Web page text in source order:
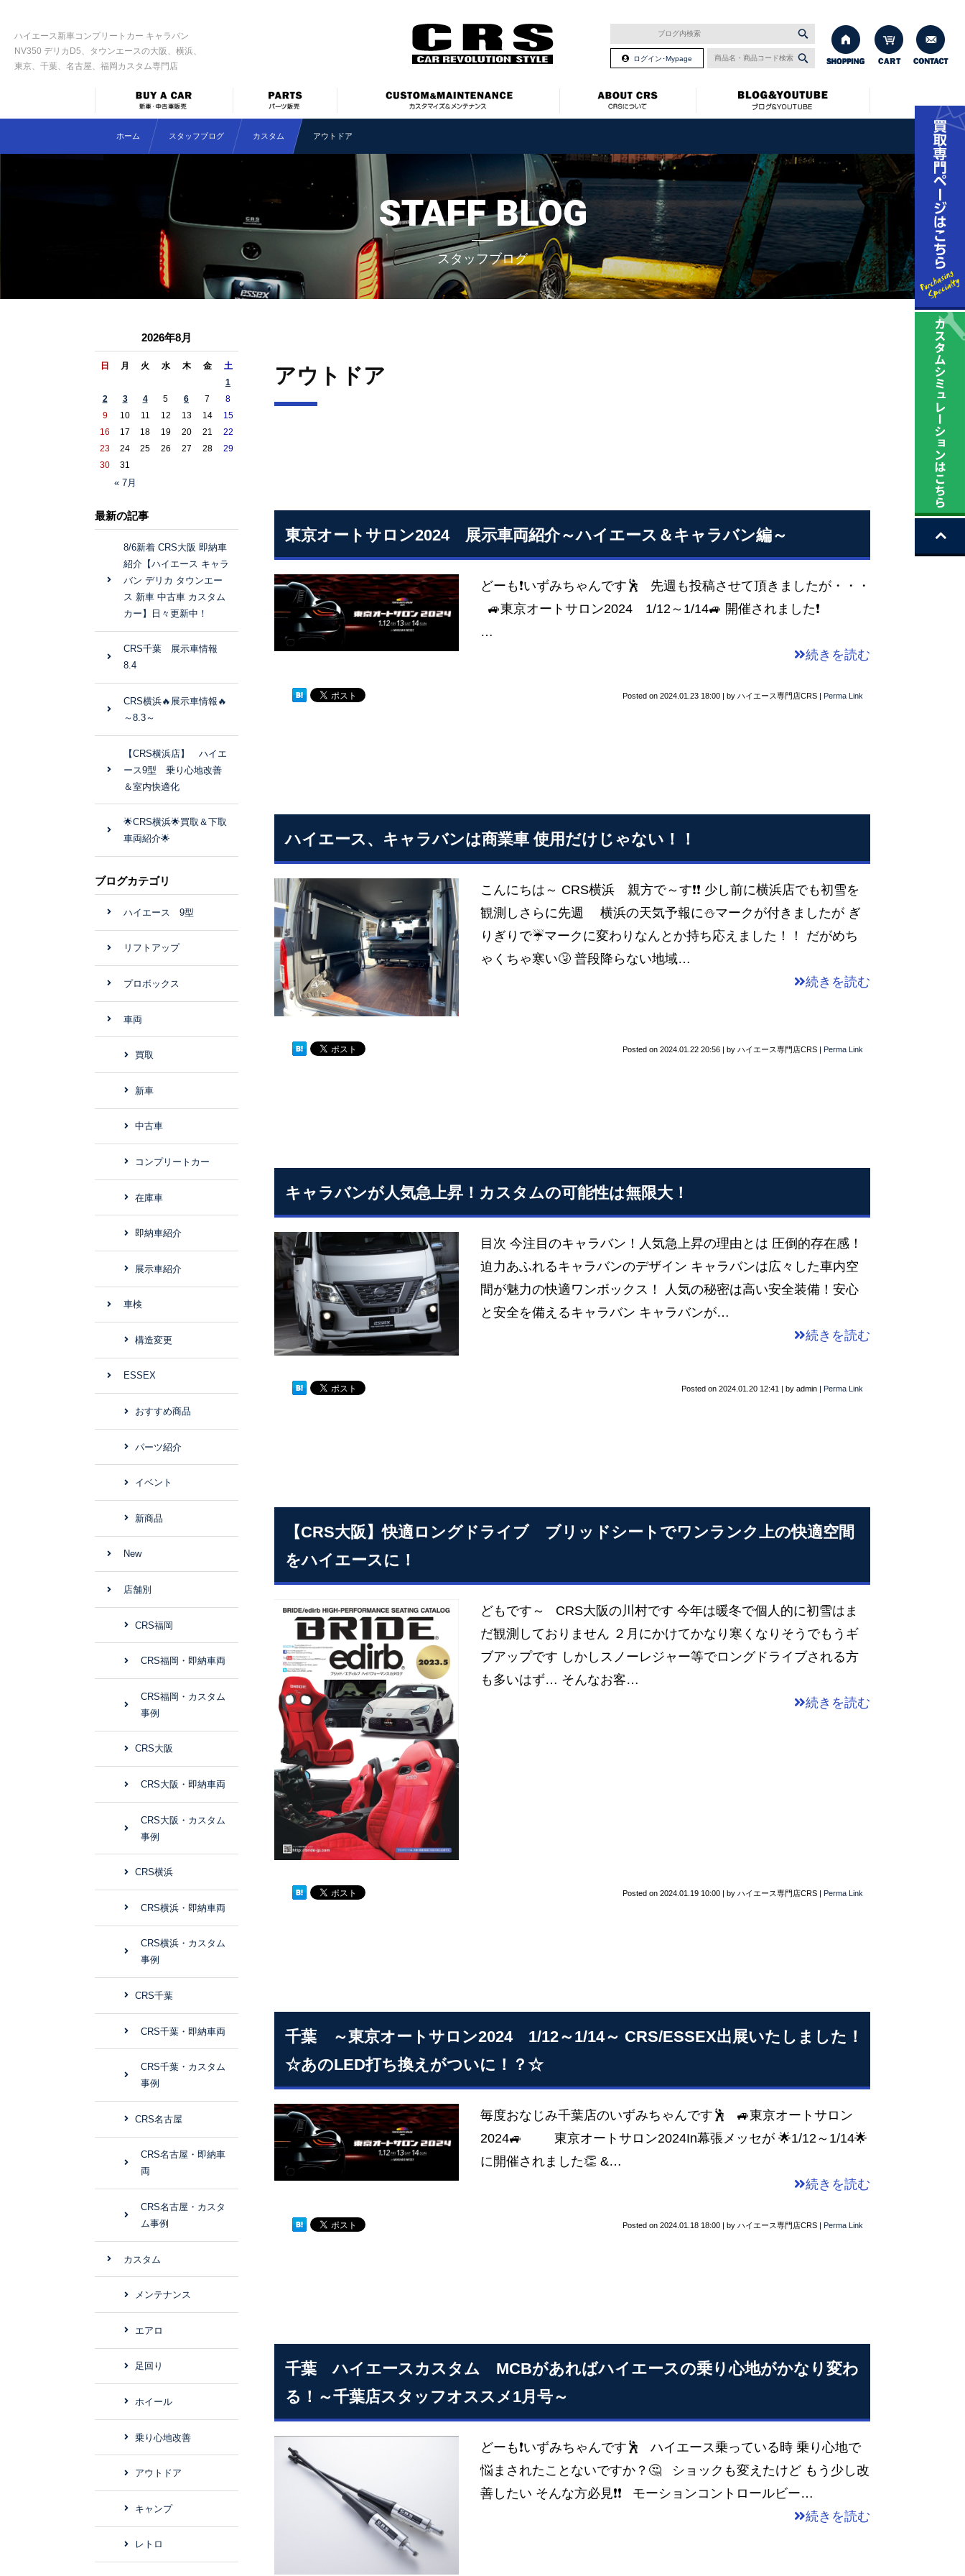
ハイエース新車コンプリートカー キャラバン
NV350 デリカD5、タウンエースの大阪、横浜、
東京、千葉、名古屋、福岡カスタム専門店
ログイン･Mypage
ホーム スタッフブログ カスタム アウトドア
STAFF BLOG
スタッフブログ
アウトドア
東京オートサロン2024 展示車両紹介～ハイエース＆キャラバン編～
どーも❗いずみちゃんです🕺 先週も投稿させて頂きましたが・・・
🚙東京オートサロン2024 1/12～1/14🚙 開催されました❗
…
続きを読む
Posted on 2024.01.23 18:00 | by ハイエース専門店CRS | Perma Link
ハイエース、キャラバンは商業車 使用だけじゃない！！
こんにちは～ CRS横浜 親方で～す❗❗ 少し前に横浜店でも初雪を
観測しさらに先週 横浜の天気予報に⛄マークが付きましたが ぎ
りぎりで☔マークに変わりなんとか持ち応えました！！ だがめち
ゃくちゃ寒い🤧 普段降らない地域…
続きを読む
Posted on 2024.01.22 20:56 by ハイエース専門店CRS Perma Link
キャラバンが人気急上昇！カスタムの可能性は無限大！
目次 今注目のキャラバン！人気急上昇の理由とは 圧倒的存在感！
迫力あふれるキャラバンのデザイン キャラバンは広々した車内空
間が魅力の快適ワンボックス！ 人気の秘密は高い安全装備！安心
と安全を備えるキャラバン キャラバンが…
続きを読む
Posted on 2024.01.20 12:41 | by admin | Perma Link
【CRS大阪】快適ロングドライブ ブリッドシートでワンランク上の快適空間
をハイエースに！
どもです～ CRS大阪の川村です 今年は暖冬で個人的に初雪はま
だ観測しておりません ２月にかけてかなり寒くなりそうでもうギ
ブアップです しかしスノーレジャー等でロングドライブされる方
も多いはず… そんなお客…
続きを読む
Posted on 2024.01.19 10:00 | by ハイエース専門店CRS | Perma Link
千葉 ～東京オートサロン2024 1/12～1/14～ CRS/ESSEX出展いたしました！
☆あのLED打ち換えがついに！？☆
毎度おなじみ千葉店のいずみちゃんです🕺 🚙東京オートサロン
2024🚙 東京オートサロン2024In幕張メッセが 🌟1/12～1/14🌟
に開催されました👏 &…
続きを読む
Posted on 2024.01.18 18:00 | by ハイエース専門店CRS | Perma Link
千葉 ハイエースカスタム MCBがあればハイエースの乗り心地がかなり変わ
る！～千葉店スタッフオススメ1月号～
どーも❗いずみちゃんです🕺 ハイエース乗っている時 乗り心地で
悩まされたことないですか？🤔 ショックも変えたけど もう少し改
善したい そんな方必見❗❗ モーションコントロールビー…
続きを読む
2026年8月
日 月 火 水 木 金 土
« 7月
1
2
3 4 5 6 7
8
9
10 11 12 13 14
15
16
17 18 19 20 21
22
23
24 25 26 27 28
29
30
31
最新の記事
8/6新着 CRS大阪 即納車
紹介【ハイエース キャラ
バン デリカ タウンエー
ス 新車 中古車 カスタム
カー】日々更新中！
CRS千葉 展示車情報
8.4
CRS横浜🔥展示車情報🔥
～8.3～
【CRS横浜店】 ハイエ
ース9型 乗り心地改善
＆室内快適化
🌟CRS横浜🌟買取＆下取
車両紹介🌟
ブログカテゴリ
ハイエース 9型
リフトアップ
プロボックス
車両
買取
新車
中古車
コンプリートカー
在庫車
即納車紹介
展示車紹介
車検
構造変更
ESSEX
おすすめ商品
パーツ紹介
イベント
新商品
New
店舗別
CRS福岡
CRS福岡・即納車両
CRS福岡・カスタム
事例
CRS大阪
CRS大阪・即納車両
CRS大阪・カスタム
事例
CRS横浜
CRS横浜・即納車両
CRS横浜・カスタム
事例
CRS千葉
CRS千葉・即納車両
CRS千葉・カスタム
事例
CRS名古屋
CRS名古屋・即納車
両
CRS名古屋・カスタ
ム事例
カスタム
メンテナンス
エアロ
足回り
ホイール
乗り心地改善
アウトドア
キャンプ
レトロ